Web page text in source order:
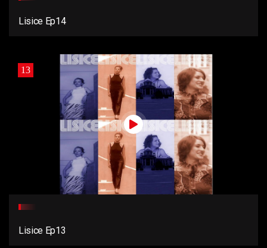
Lisice Ep14
13
Lisice Ep13